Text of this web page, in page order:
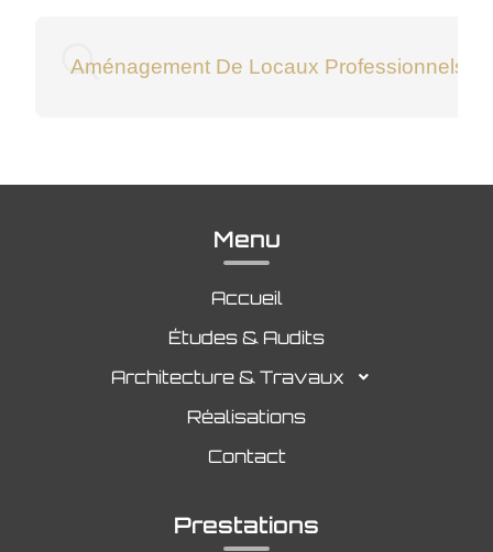
Aménagement De Locaux Professionnels À
Menu
Accueil
Études & Audits
Architecture & Travaux
Réalisations
Contact
Prestations